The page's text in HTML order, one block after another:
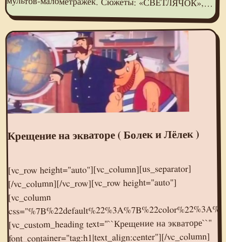
Крещение на экваторе ( Болек и Лёлек )
[vc_row height="auto"][vc_column][us_separator]
[/vc_column][/vc_row][vc_row height="auto"]
[vc_column
[vc_custom_heading text="``Крещение на экваторе``"
font_container="tag:h1|text_align:center"][/vc_column]